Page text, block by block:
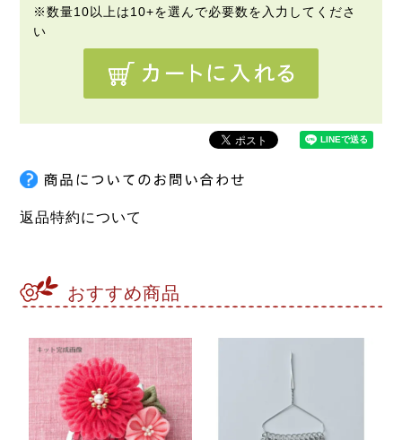
返品特約について
おすすめ商品